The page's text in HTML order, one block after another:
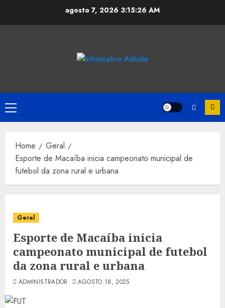
agosto 7, 2026 3:15:26 AM
Primary
Menu
Home
Geral
Esporte de Macaíba inicia campeonato municipal de
futebol da zona rural e urbana
Geral
Esporte de Macaíba inicia
campeonato municipal de futebol
da zona rural e urbana
ADMINISTRADOR AGOSTO 18, 2025